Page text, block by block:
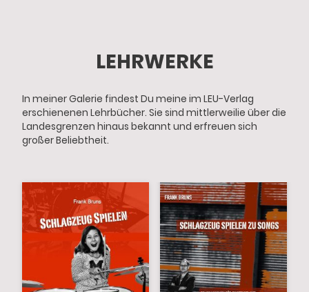
LEHRWERKE
In meiner Galerie findest Du meine im LEU-Verlag
erschienenen Lehrbücher. Sie sind mittlerweilie über die
Landesgrenzen hinaus bekannt und erfreuen sich
großer Beliebtheit.